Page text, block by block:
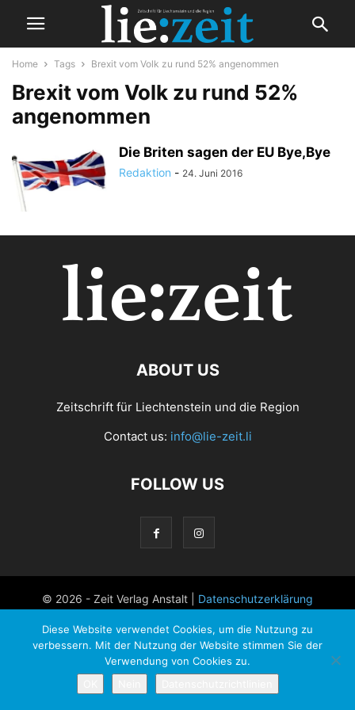
Home Tags Brexit vom Volk zu rund 52% angenommen
Brexit vom Volk zu rund 52%
angenommen
Die Briten sagen der EU Bye,Bye
Redaktion - 24. Juni 2016
ABOUT US
Zeitschrift für Liechtenstein und die Region
Contact us: info@lie-zeit.li
FOLLOW US
© 2026 - Zeit Verlag Anstalt | Datenschutzerklärung
Diese Website verwendet Cookies, um die Nutzung zu
verbessern. Mit der Nutzung der Website stimmen Sie der
Verwendung von Cookies zu.